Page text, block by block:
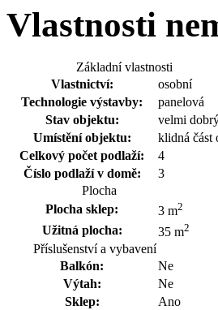
Vlastnosti
Základní vlastnosti
Vlastnictví:
osobní
Technologie výstavby:
panelová
Stav objektu:
velmi
Umístění objektu:
klidná část
Celkový počet podlaží:
4
Číslo podlaží v domě:
3
Plocha
Plocha sklep:
3 m2
Užitná plocha: 35 m2
Příslušenství a vybavení
Balkón:
Ne
Výtah:
Ne
Sklep:
Ano